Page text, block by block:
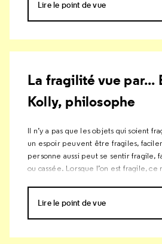
Lire le point de vue
La fragilité vue par...
Kolly, philosophe
Il n’y a pas que les objets qui soient
un espoir peuvent être fragiles,
personne aussi peut se sentir fragile,
ou cassée. Lorsque l’on est fragile, ce
Lire le point de vue